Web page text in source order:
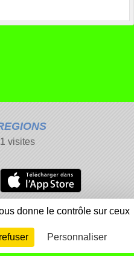
visites
des cookies
un contenu inapproprié
Connexion
donne le contrôle sur ceux
Personnaliser